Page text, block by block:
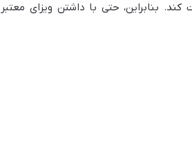
بنابراین، حتی با داشتن ویزای معتبر